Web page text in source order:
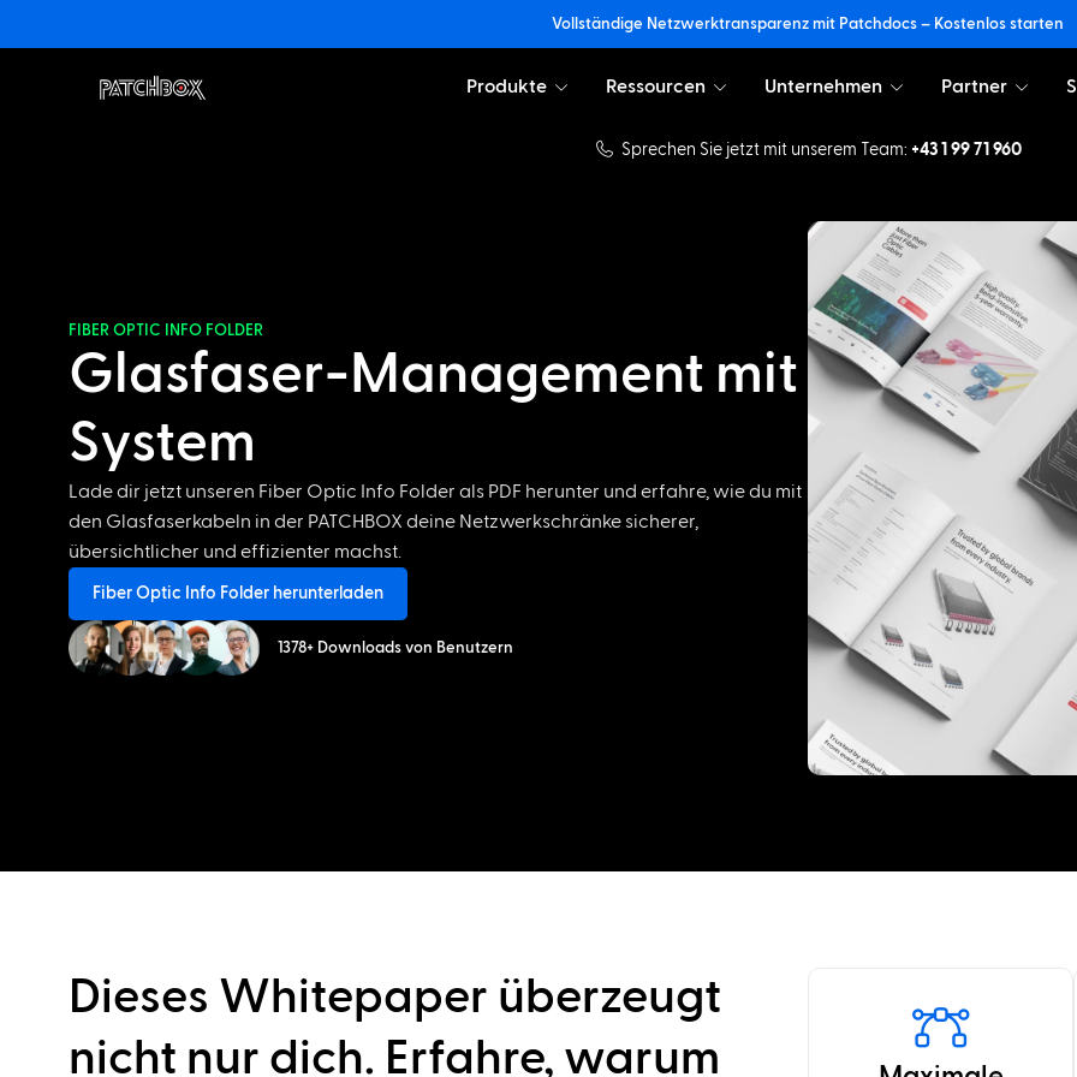
Vollständige Netzwerktransparenz mit Patchdocs – Kostenlos starten
Produkte Ressourcen Unternehmen Partner
Sprechen Sie jetzt mit unserem Team: +43 1 99 71 960
FIBER OPTIC INFO FOLDER
Glasfaser-Management mit
System
Lade dir jetzt unseren Fiber Optic Info Folder als PDF herunter und erfahre, wie du mit
den Glasfaserkabeln in der PATCHBOX deine Netzwerkschränke sicherer,
übersichtlicher und effizienter machst.
Fiber Optic Info Folder herunterladen
1378+ Downloads von Benutzern
Dieses Whitepaper überzeugt
nicht nur dich. Erfahre, warum